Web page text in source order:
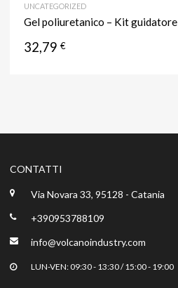
UNCATEGORIZED
Gel poliuretanico – Kit guidatore
32,79 €
CONTATTI
Via Novara 33, 95128 - Catania
+390953788109
info@volcanoindustry.com
LUN-VEN: 09:30 - 13:30 / 15:00 - 19:00